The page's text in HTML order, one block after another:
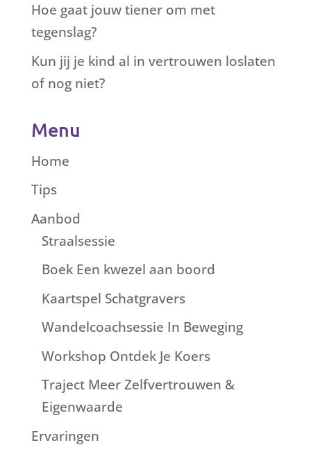
Hoe gaat jouw tiener om met
tegenslag?
Kun jij je kind al in vertrouwen loslaten
of nog niet?
Menu
Home
Tips
Aanbod
Straalsessie
Boek Een kwezel aan boord
Kaartspel Schatgravers
Wandelcoachsessie In Beweging
Workshop Ontdek Je Koers
Traject Meer Zelfvertrouwen &
Eigenwaarde
Ervaringen